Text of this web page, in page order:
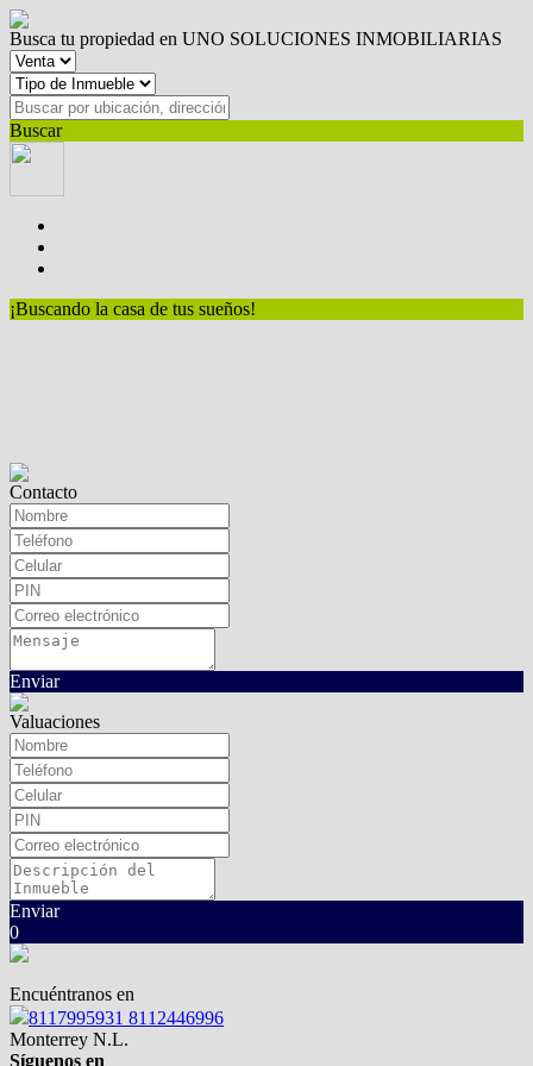
Busca tu propiedad en UNO SOLUCIONES INMOBILIARIAS
Buscar
¡Buscando la casa de tus sueños!
Contacto
Enviar
Valuaciones
Enviar
0
Encuéntranos en
8117995931 8112446996
Monterrey N.L.
Síguenos en